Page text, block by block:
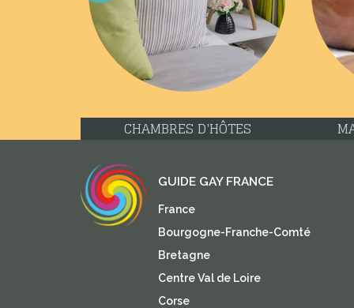
Previous
CHAMBRES D'HÔTES
GUIDE GAY FRANCE
France
Bourgogne-Franche-Comté
Bretagne
Centre Val de Loire
Corse